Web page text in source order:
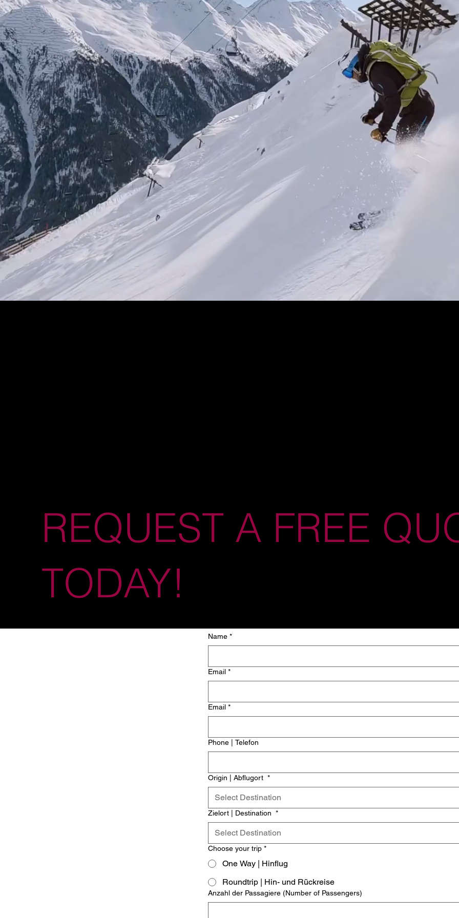
REQUEST A FREE
TODAY!
Name *
Email *
Email *
Phone | Telefon
Origin | Abflugort *
Select Destination
Zielort | Destination *
Select Destination
Choose your trip *
One Way | Hinflug
Roundtrip | Hin- und Rückreise
Anzahl der Passagiere (Number of Passengers)